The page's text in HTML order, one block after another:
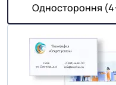
Одностороння